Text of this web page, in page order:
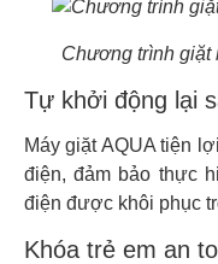
Chương trình giặt
Tự khởi động lại
Máy giặt AQUA tiện
điện, đảm bảo thực
điện được khôi phục
Khóa trẻ em an